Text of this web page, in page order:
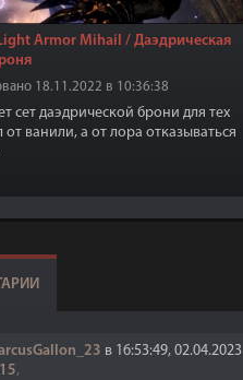
Armor Mihail / Даэдрическая
18.11.2022 в 10:36:38
сет даэдрической брони для тех
от ванили, а от лора отказываться
в 16:53:49, 02.04.2023
,